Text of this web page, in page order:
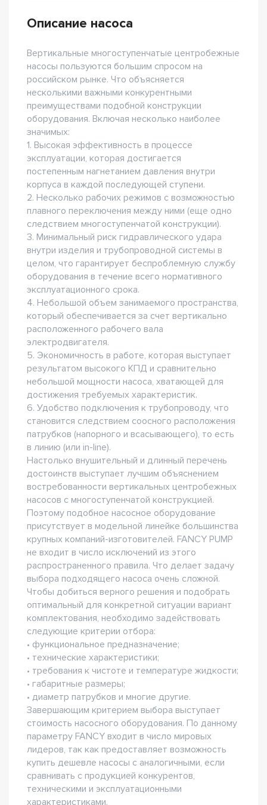
Описание насоса
Вертикальные многоступенчатые центробежные
насосы пользуются большим спросом на
российском рынке. Что объясняется
несколькими важными конкурентными
преимуществами подобной конструкции
оборудования. Включая несколько наиболее
значимых:
1. Высокая эффективность в процессе
эксплуатации, которая достигается
постепенным нагнетанием давления внутри
корпуса в каждой последующей ступени.
2. Несколько рабочих режимов с возможностью
плавного переключения между ними (еще одно
следствием многоступенчатой конструкции).
3. Минимальный риск гидравлического удара
внутри изделия и трубопроводной системы в
целом, что гарантирует беспроблемную службу
оборудования в течение всего нормативного
эксплуатационного срока.
4. Небольшой объем занимаемого пространства,
который обеспечивается за счет вертикально
расположенного рабочего вала
электродвигателя.
5. Экономичность в работе, которая выступает
результатом высокого КПД и сравнительно
небольшой мощности насоса, хватающей для
достижения требуемых характеристик.
6. Удобство подключения к трубопроводу, что
становится следствием соосного расположения
патрубков (напорного и всасывающего), то есть
в линию (или in-line).
Настолько внушительный и длинный перечень
достоинств выступает лучшим объяснением
востребованности вертикальных центробежных
насосов с многоступенчатой конструкцией.
Поэтому подобное насосное оборудование
присутствует в модельной линейке большинства
крупных компаний-изготовителей. FANCY PUMP
не входит в число исключений из этого
распространенного правила. Что делает задачу
выбора подходящего насоса очень сложной.
Чтобы добиться верного решения и подобрать
оптимальный для конкретной ситуации вариант
комплектования, необходимо задействовать
следующие критерии отбора:
• функциональное предназначение;
• технические характеристики;
• требования к чистоте и температуре жидкости;
• габаритные размеры;
• диаметр патрубков и многие другие.
Завершающим критерием выбора выступает
стоимость насосного оборудования. По данному
параметру FANCY входит в число мировых
лидеров, так как предоставляет возможность
купить дешевле насосы с аналогичными, если
сравнивать с продукцией конкурентов,
техническими и эксплуатационными
характеристиками.